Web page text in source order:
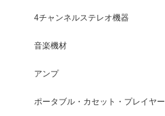
4チャンネルステレオ機器
音楽機材
アンプ
ポータブル・カセット・プレイヤー